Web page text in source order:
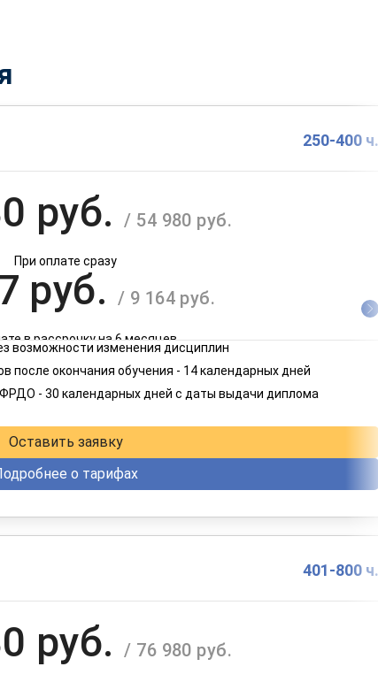
250-400 ч.
руб./ 54 980 руб.
При оплате сразу
руб. / 9 164 руб.
в рассрочку на 6 месяцев
руб./ 4 582 руб.
возможности изменения дисциплин
после окончания обучения - 14 календарных дней
- 30 календарных дней с даты выдачи диплома
Оставить заявку
о тарифах
401-800 ч.
руб./ 76 980 руб.